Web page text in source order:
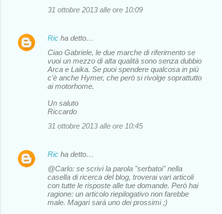
31 ottobre 2013 alle ore 10:09
Ric ha detto…
Ciao Gabriele, le due marche di riferimento se
vuoi un mezzo di alta qualità sono senza dubbio
Arca e Laika. Se puoi spendere qualcosa in più
c'è anche Hymer, che però si rivolge soprattutto
ai motorhome.
Un saluto
Riccardo
31 ottobre 2013 alle ore 10:45
Ric ha detto…
@Carlo: se scrivi la parola "serbatoi" nella
casella di ricerca del blog, troverai vari articoli
con tutte le risposte alle tue domande. Però hai
ragione: un articolo riepilogativo non farebbe
male. Magari sarà uno dei prossimi ;)